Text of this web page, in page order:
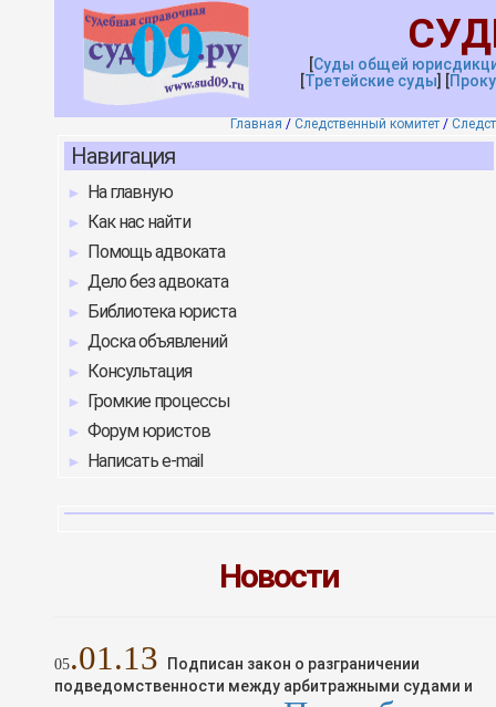
[Суды общей
[Третейские суды] [
Главная / Следственный комитет /
Навигация
На главную
Как нас найти
Помощь адвоката
Дело без адвоката
Библиотека юриста
Доска объявлений
Консультация
Громкие процессы
Форум юристов
Написать e-mail
Новости
05.01.13
Подписан закон о разграничении
подведомственности между арбитражными судами и